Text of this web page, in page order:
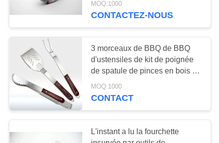
Digital
MOQ:1000
CONTACTEZ-NOUS
3 morceaux de BBQ de BBQ
d'ustensiles de kit de poignée
de spatule de pinces en bois de
fourchette faciles à laver
MOQ:1000
CONTACT
L'instant a lu la fourchette